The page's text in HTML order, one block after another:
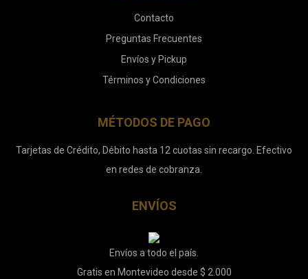
Contacto
Preguntas Frecuentes
Envíos y Pickup
Términos y Condiciones
MÉTODOS DE PAGO
Tarjetas de Crédito, Débito hasta 12 cuotas sin recargo. Efectivo
en redes de cobranza.
ENVÍOS
Envíos a todo el país.
Gratis en Montevideo desde $ 2.000